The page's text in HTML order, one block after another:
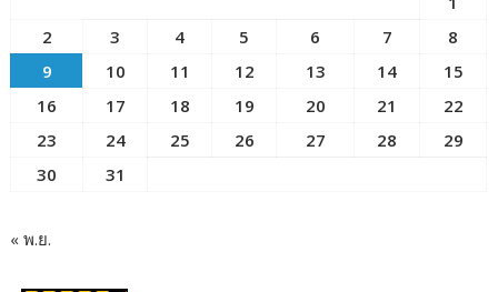
2
3 4 5 6 7
8
9
10 11 12 13 14
15
16
17 18 19 20 21
22
23
24 25 26 27 28
29
30
31
« พ.ย.